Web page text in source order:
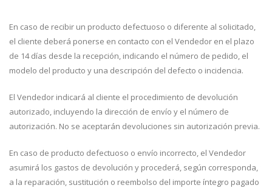
En caso de recibir un producto defectuoso o diferente al solicitado,
el cliente deberá ponerse en contacto con el Vendedor en el plazo
de 14 días desde la recepción, indicando el número de pedido, el
modelo del producto y una descripción del defecto o incidencia.
El Vendedor indicará al cliente el procedimiento de devolución
autorizado, incluyendo la dirección de envío y el número de
autorización. No se aceptarán devoluciones sin autorización previa.
En caso de producto defectuoso o envío incorrecto, el Vendedor
asumirá los gastos de devolución y procederá, según corresponda,
a la reparación, sustitución o reembolso del importe íntegro pagado